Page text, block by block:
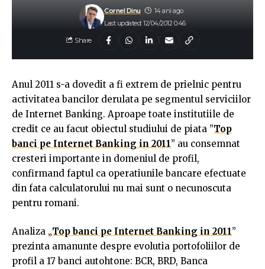
Last updated: 12/04/2012 0:46
Cornel Dinu 14 ani ago
Share
Anul 2011 s-a dovedit a fi extrem de prielnic pentru
activitatea bancilor derulata pe segmentul serviciilor
de Internet Banking. Aproape toate institutiile de
credit ce au facut obiectul studiului de piata ”Top
banci pe Internet Banking in 2011” au consemnat
cresteri importante in domeniul de profil,
confirmand faptul ca operatiunile bancare efectuate
din fata calculatorului nu mai sunt o necunoscuta
pentru romani.
Analiza „Top banci pe Internet Banking in 2011”
prezinta amanunte despre evolutia portofoliilor de
profil a 17 banci autohtone: BCR, BRD, Banca